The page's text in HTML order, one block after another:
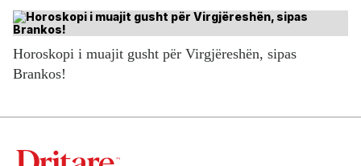
Horoskopi i muajit gusht për Virgjëreshën, sipas
Brankos!